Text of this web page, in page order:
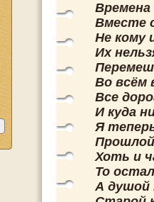
Вместе
Не кому
Их
Во всём
Все
И куда
Я
Хоть и
То
А душой